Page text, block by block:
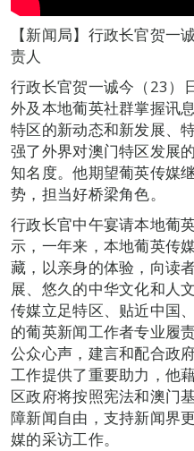
【新闻局】行政长官贺一
责人
行政长官贺一诚今（23）
外及本地葡英社群掌握讯
特区的新动态和新发展、
强了外界对澳门特区发展
知名度。他期望葡英传媒
势，担当好桥梁角色。
行政长官中午宴请本地葡
示，一年来，本地葡英传
藏，以亲身的体验，向读
展、悠久的中华文化和人
传媒立足特区、贴近中国
的葡英新闻工作者专业履
公众心声，建言和配合政
工作提供了重要助力，他
区政府将按照宪法和澳门
障新闻自由，支持新闻界
媒的采访工作。